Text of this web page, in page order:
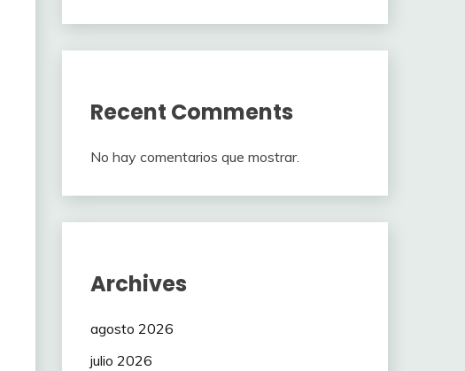
Recent Comments
No hay comentarios que mostrar.
Archives
agosto 2026
julio 2026